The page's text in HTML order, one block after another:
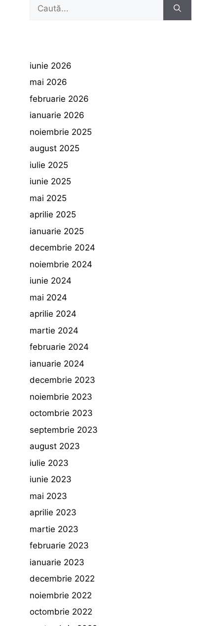
după:
iunie 2026
mai 2026
februarie 2026
ianuarie 2026
noiembrie 2025
august 2025
iulie 2025
iunie 2025
mai 2025
aprilie 2025
ianuarie 2025
decembrie 2024
noiembrie 2024
iunie 2024
mai 2024
aprilie 2024
martie 2024
februarie 2024
ianuarie 2024
decembrie 2023
noiembrie 2023
octombrie 2023
septembrie 2023
august 2023
iulie 2023
iunie 2023
mai 2023
aprilie 2023
martie 2023
februarie 2023
ianuarie 2023
decembrie 2022
noiembrie 2022
octombrie 2022